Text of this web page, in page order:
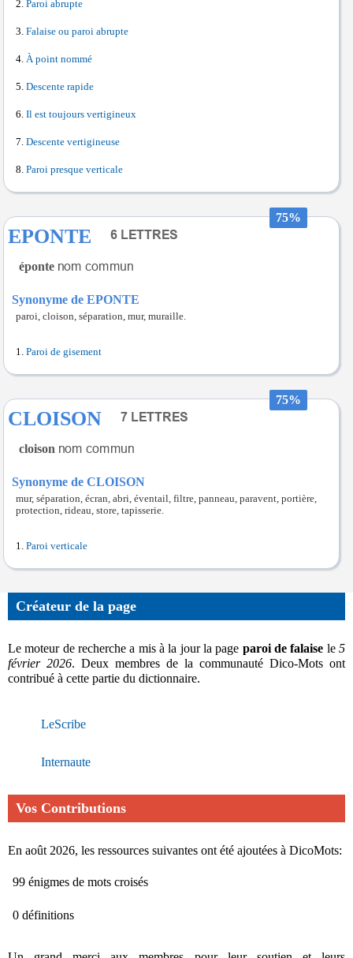
Paroi abrupte
Falaise ou paroi abrupte
À point nommé
Descente rapide
Il est toujours vertigineux
Descente vertigineuse
Paroi presque verticale
75%
EPONTE
éponte
Synonyme de EPONTE
paroi, cloison, séparation, mur, muraille.
Paroi de gisement
75%
CLOISON
cloison
Synonyme de CLOISON
mur, séparation, écran, abri, éventail, filtre, panneau, paravent, portière,
protection, rideau, store, tapisserie.
Paroi verticale
Créateur de la page
Le moteur de recherche a mis à la jour la page paroi de falaise le5
février 2026. Deux membres de la communauté Dico-Mots ont
contribué à cette partie du dictionnaire.
LeScribe
Internaute
Vos Contributions
En août 2026, les ressources suivantes ont été ajoutées à DicoMots:
99 énigmes de mots croisés
0 définitions